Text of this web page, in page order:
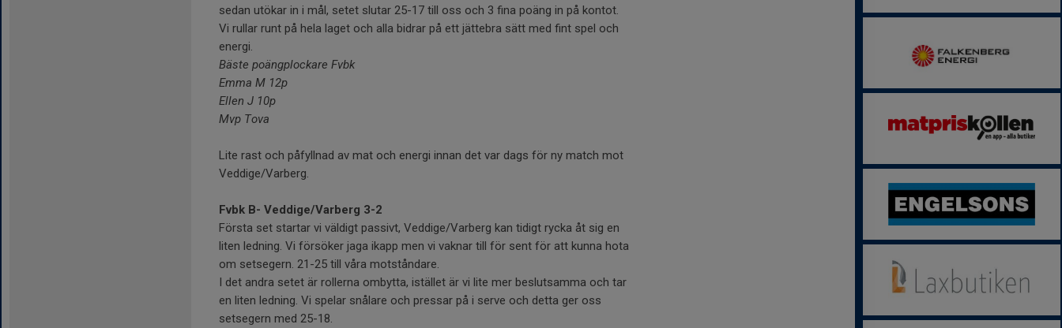
sedan utökar in i mål, setet slutar 25-17 till oss och 3 fina poäng in på kontot.
Vi rullar runt på hela laget och alla bidrar på ett jättebra sätt med fint spel och
energi.
Bäste poängplockare Fvbk
Emma M 12p
Ellen J 10p
Mvp Tova
Lite rast och påfyllnad av mat och energi innan det var dags för ny match mot
Veddige/Varberg.
Fvbk B- Veddige/Varberg 3-2
Första set startar vi väldigt passivt, Veddige/Varberg kan tidigt rycka åt sig en
liten ledning. Vi försöker jaga ikapp men vi vaknar till för sent för att kunna hota
om setsegern. 21-25 till våra motståndare.
I det andra setet är rollerna ombytta, istället är vi lite mer beslutsamma och tar
en liten ledning. Vi spelar snålare och pressar på i serve och detta ger oss
setsegern med 25-18.